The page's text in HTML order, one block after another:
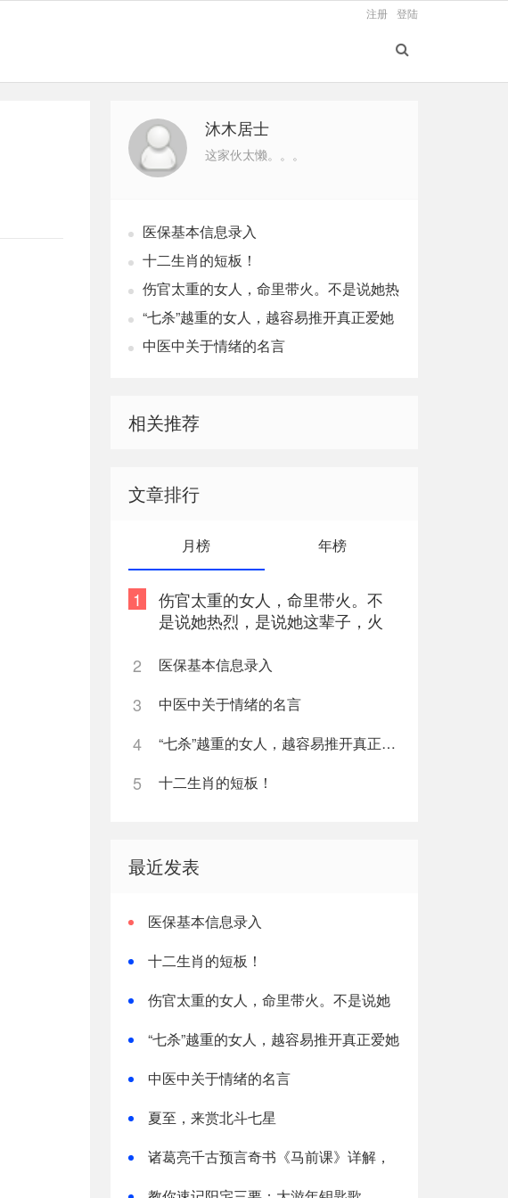
登陆
注册
沐木居士
这家伙太懒。。。
医保基本信息录入
十二生肖的短板！
伤官太重的女人，命里带火。不是说她热
烈，是说她这辈子，火总往外烧
“七杀”越重的女人，越容易推开真正爱她
的人中医中关于情绪的名言
相关推荐
文章排行
月榜 年榜
1
伤官太重的女人，命里带火。不
是说她热烈，是说她这辈子，火
2
医保基本信息录入
3 中医中关于情绪的名言
4 “七杀”越重的女人，越容易推开真正爱她的人
5 十二生肖的短板！
最近发表
医保基本信息录入
十二生肖的短板！
伤官太重的女人，命里带火。不是说她
“七杀”越重的女人，越容易推开真正爱她
中医中关于情绪的名言
夏至，来赏北斗七星
诸葛亮千古预言奇书《马前课》详解，